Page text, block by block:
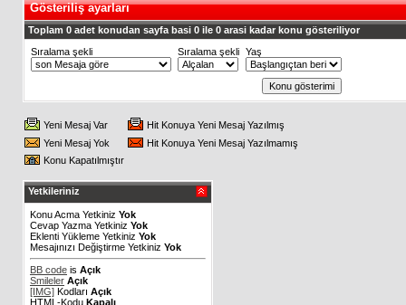
Gösteriliş ayarları
Toplam 0 adet konudan sayfa basi 0 ile 0 arasi kadar konu gösteriliyor
Sıralama şekli
Sıralama şekli Yaş
Yeni Mesaj Var
Hit Konuya Yeni Mesaj Yazılmış
Yeni Mesaj Yok
Hit Konuya Yeni Mesaj Yazılmamış
Konu Kapatılmıştır
Yetkileriniz
Konu Acma Yetkiniz Yok
Cevap Yazma Yetkiniz Yok
Eklenti Yükleme Yetkiniz Yok
Mesajınızı Değiştirme Yetkiniz Yok
BB code is Açık
Smileler Açık
[IMG] Kodları Açık
HTML-Kodu Kapalı